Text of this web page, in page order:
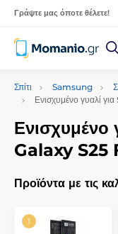
Γράψτε μας όποτε θέλετε!
Σπίτι Samsung
Ενισχυμένο γυαλί
Ενισχυμένο
Galaxy S25
Προϊόντα με τις